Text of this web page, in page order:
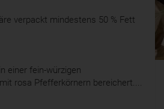
verpackt mindestens 50 % Fett
einer fein-würzigen
rosa Pfefferkörnern bereichert....